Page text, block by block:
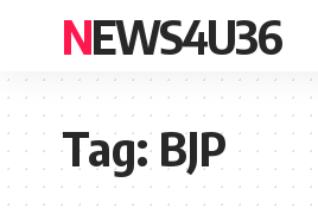
NEWS4U36
Tag:BJP